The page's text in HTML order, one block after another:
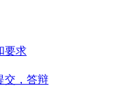
要求
交，答辩